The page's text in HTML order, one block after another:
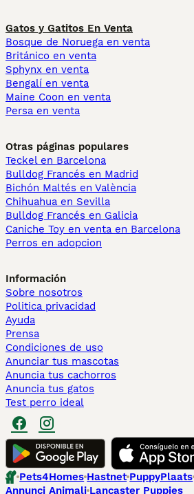
Gatos y Gatitos En Venta
Bosque de Noruega en venta
Británico en venta
Sphynx en venta
Bengalí en venta
Maine Coon en venta
Persa en venta
Otras páginas populares
Teckel en Barcelona
Bulldog Francés en Madrid
Bichón Maltés en València
Chihuahua en Sevilla
Bulldog Francés en Galicia
Caniche Toy en venta en Barcelona
Perros en adopcion
Información
Sobre nosotros
Politica privacidad
Ayuda
Prensa
Condiciones de uso
Anunciar tus mascotas
Anuncia tus cachorros
Anuncia tus gatos
Test perro ideal
Pets4Homes Hastnet PuppyPlaats
Annunci Animali Lancaster Puppies